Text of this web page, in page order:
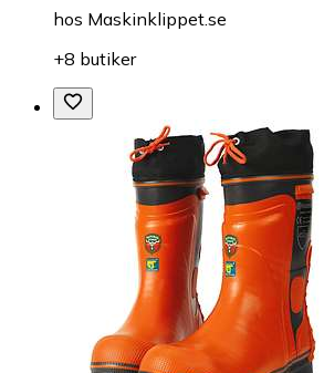
hos Maskinklippet.se
+8 butiker